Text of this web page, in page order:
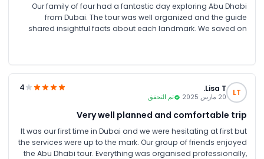
Our family of four had a fantastic day exploring Abu Dhabi
from Dubai. The tour was well organized and the guide
shared insightful facts about each landmark. We saved on
LT
Lisa T.
20 مارس 2025 تم التحقق
4
Very well planned and comfortable trip
It was our first time in Dubai and we were hesitating at first but
the services were up to the mark. Our group of friends enjoyed
the Abu Dhabi tour. Everything was organised professionally,